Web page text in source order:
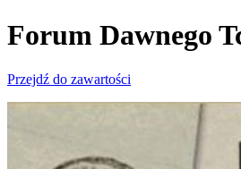
Forum Dawnego
Przejdź do zawartości